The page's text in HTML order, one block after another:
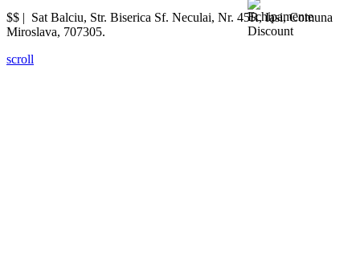
$$ | Sat Balciu, Str. Biserica Sf. Neculai, Nr. 45R,Iasi,Comuna
Miroslava, 707305.
scroll